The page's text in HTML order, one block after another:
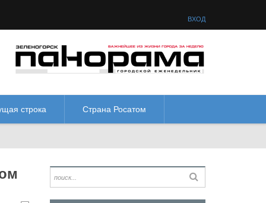
ВХОД
строка Страна Росатом